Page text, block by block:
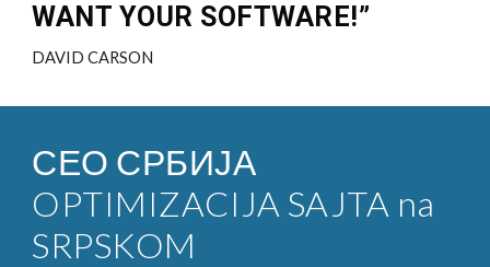
WANT YOUR SOFTWARE!”
DAVID CARSON
СЕО СРБИЈА
OPTIMIZACIJA SAJTA na
SRPSKOM